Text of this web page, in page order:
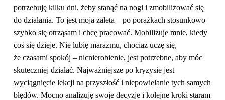
potrzebuję kilku dni, żeby stanąć na nogi i zmobilizować się
do działania. To jest moja zaleta – po porażkach stosunkowo
szybko się otrząsam i chcę pracować. Mobilizuje mnie, kiedy
coś się dzieje. Nie lubię marazmu, chociaż uczę się,
że czasami spokój – nicnierobienie, jest potrzebne, aby móc
skuteczniej działać. Najważniejsze po kryzysie jest
wyciągnięcie lekcji na przyszłość i niepowielanie tych samych
błędów. Mocno analizuję swoje decyzje i kolejne kroki staram